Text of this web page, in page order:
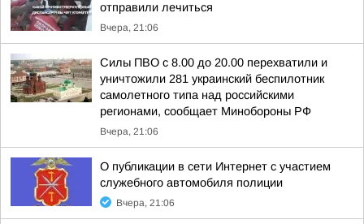
отправили лечиться
Вчера, 21:06
Силы ПВО с 8.00 до 20.00 перехватили и
уничтожили 281 украинский беспилотник
самолетного типа над российскими
регионами, сообщает Минобороны РФ
Вчера, 21:06
О публикации в сети Интернет с участием
служебного автомобиля полиции
Вчера, 21:06